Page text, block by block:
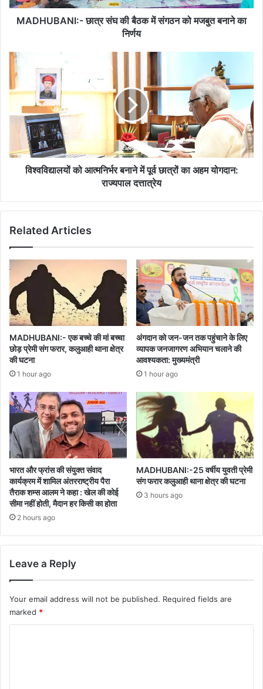
मजबुत
बनानेMADHUBANI:- छात्र संघ की बैठक में संगठन को मजबुत बनाने का
निर्णय
विश्वविद्यालयों
को
आत्मनिर्भर
बनाने
छात्रों
अहम
योगदान:विश्वविद्यालयों को आत्मनिर्भर बनाने में पूर्व छात्रों का अहम योगदान:
राज्यपाल दत्तात्रेय
Related Articles
MADHUBANI:- एक बच्चे की मां बच्चा
छोड़ प्रेमी संग फरार, कलुआही थाना क्षेत्र
की घटना
1 hour ago
अंगदान को जन-जन तक पहुंचाने के लिए
व्यापक जनजागरण अभियान चलाने की
आवश्यकता: मुख्यमंत्री
1 hour ago
भारत और फ्रांस की संयुक्त संवाद
कार्यक्रम में शामिल अंतरराष्ट्रीय पैरा
तैराक शम्स आलम ने कहा : खेल की कोई
सीमा नहीं होती, मैदान हर किसी का होता
2 hours ago
MADHUBANI:-25 वर्षीय युवती प्रेमी
संग फरार कलुआही थाना क्षेत्र की घटना
3 hours ago
Leave a Reply
Your email address will not be published. Required fields are
marked *